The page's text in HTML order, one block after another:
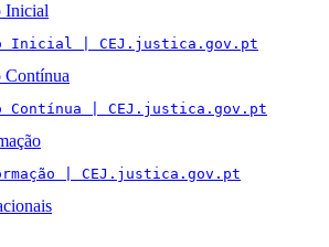
Inicial
Inicial | CEJ.justica.gov.pt
Contínua
Contínua | CEJ.justica.gov.pt
| CEJ.justica.gov.pt